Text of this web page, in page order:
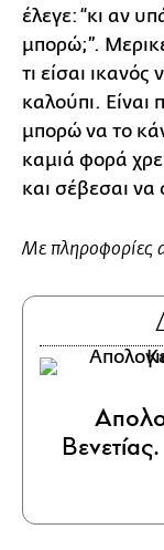
έλεγε: “κι αν
μπορώ;”.
τι είσαι
καλούπι. Είναι
μπορώ να το
καμιά φορά
και σέβεσαι να
Με πληροφορίες